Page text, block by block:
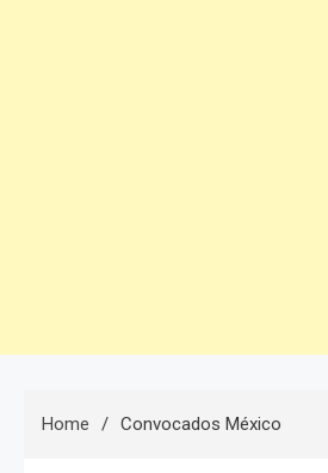
Home Convocados México